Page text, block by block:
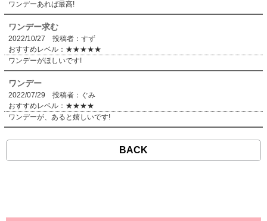
ワンデーあれば最高!
ワンデー求む
2022/10/27 投稿者：すず
おすすめレベル： ★★★★★
ワンデーがほしいです!
ワンデー
2022/07/29 投稿者：ぐみ
おすすめレベル： ★★★★
ワンデーが、あると嬉しいです!
BACK